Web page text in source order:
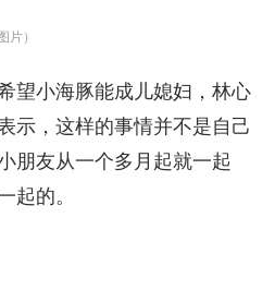
）
望小海豚能成儿媳妇，林心
示，这样的事情并不是自己
朋友从一个多月起就一起
起的。